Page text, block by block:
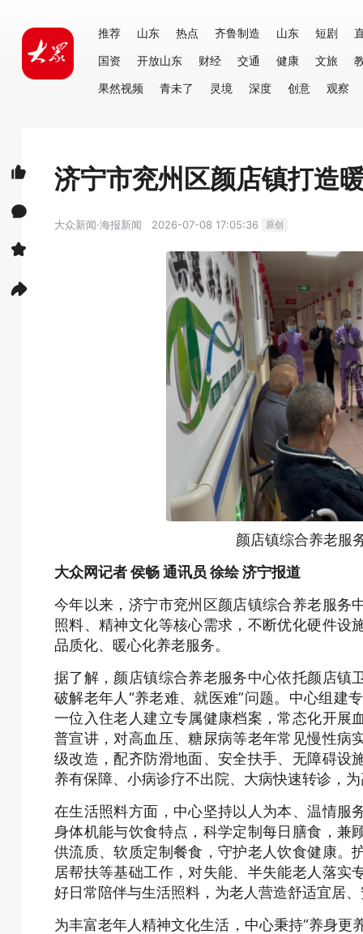
推荐 山东 热点 齐鲁制造 山东 短剧
国资
开放山东 财经 交通 健康 文旅
果然视频
青未了 灵境 深度 创意 观察
济宁市兖州区颜店镇打造
大众新闻·海报新闻 2026-07-08 17:05:36 原创
颜店镇综合养老服
大众网记者 侯畅 通讯员 徐绘 济宁报道
今年以来，济宁市兖州区颜店镇综合养老服务
照料、精神文化等核心需求，不断优化硬件设
品质化、暖心化养老服务。
据了解，颜店镇综合养老服务中心依托颜店镇
破解老年人“养老难、就医难”问题。中心组建
一位入住老人建立专属健康档案，常态化开展
普宣讲，对高血压、糖尿病等老年常见慢性病
级改造，配齐防滑地面、安全扶手、无障碍设
养有保障、小病诊疗不出院、大病快速转诊，
在生活照料方面，中心坚持以人为本、温情服
身体机能与饮食特点，科学定制每日膳食，兼
供流质、软质定制餐食，守护老人饮食健康。
居帮扶等基础工作，对失能、半失能老人落实
好日常陪伴与生活照料，为老人营造舒适宜居
为丰富老年人精神文化生活，中心秉持“养身